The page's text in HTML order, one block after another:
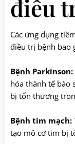
điều
Các ứng dụng
điều trị bệnh bao
Bệnh Parkinson:
hóa thành tế bào
bị tổn thương
Bệnh tim mạch:
tạo mô cơ tim bị